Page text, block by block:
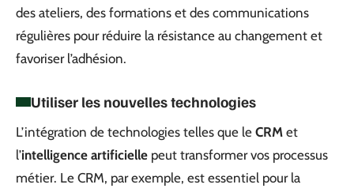
des ateliers, des formations et des communications
régulières pour réduire la résistance au changement et
favoriser l’adhésion.
Utiliser les nouvelles technologies
L’intégration de technologies telles que le CRM et
l’intelligence artificielle peut transformer vos processus
métier. Le CRM, par exemple, est essentiel pour la